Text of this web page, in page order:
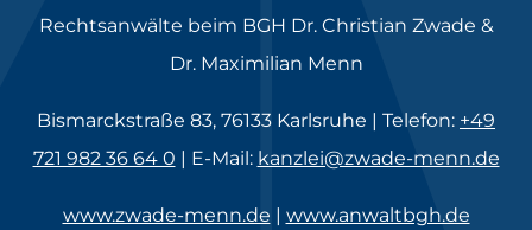
Rechtsanwälte beim BGH Dr. Christian Zwade &
Dr. Maximilian Menn
Bismarckstraße 83, 76133 Karlsruhe | Telefon: +49
721 982 36 64 0 | E-Mail: kanzlei@zwade-menn.de
www.zwade-menn.de | www.anwaltbgh.de